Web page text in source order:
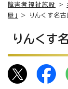
障害者福祉施設
>
屋」
> りんくす名古
りんくす